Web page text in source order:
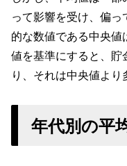
って影響を受け、偏
的な数値である中央
値を基準にすると、
り、それは中央値より
年代別の平